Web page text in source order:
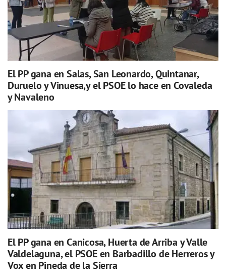
El PP gana en Salas, San Leonardo, Quintanar,
Duruelo y Vinuesa,y el PSOE lo hace en Covaleda
y Navaleno
El PP gana en Canicosa, Huerta de Arriba y Valle
Valdelaguna, el PSOE en Barbadillo de Herreros y
Vox en Pineda de la Sierra